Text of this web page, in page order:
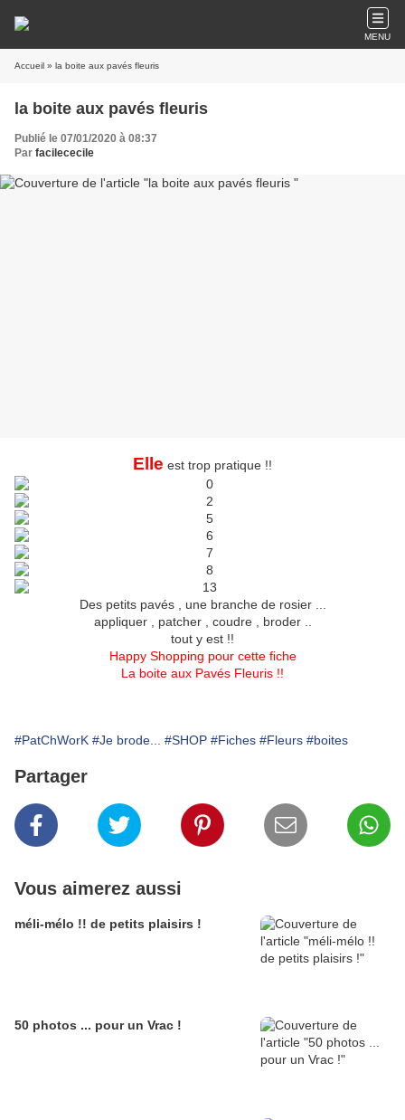
MENU
Accueil » la boite aux pavés fleuris
la boite aux pavés fleuris
Publié le 07/01/2020 à 08:37
Par facilececile
Elle est trop pratique !!
Des petits pavés , une branche de rosier ...
appliquer , patcher , coudre , broder ..
tout y est !!
Happy Shopping pour cette fiche
La boite aux Pavés Fleuris !!
#PatChWorK #Je brode... #SHOP #Fiches #Fleurs #boites
Partager
Vous aimerez aussi
méli-mélo !! de petits plaisirs !
50 photos ... pour un Vrac !